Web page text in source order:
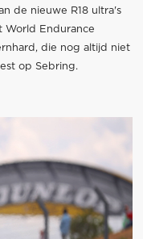
de nieuwe R18 ultra's
World Endurance
die nog altijd niet
op Sebring.